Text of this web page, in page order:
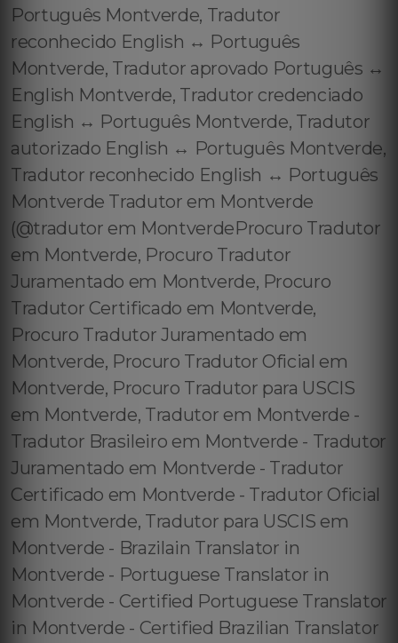
Português Montverde, Tradutor
reconhecido English ↔️ Português
Montverde, Tradutor aprovado Português ↔️
English Montverde, Tradutor credenciado
English ↔️ Português Montverde, Tradutor
autorizado English ↔️ Português Montverde,
Tradutor reconhecido English ↔️ Português
Montverde Tradutor em Montverde
(@tradutor em MontverdeProcuro Tradutor
em Montverde, Procuro Tradutor
Juramentado em Montverde, Procuro
Tradutor Certificado em Montverde,
Procuro Tradutor Juramentado em
Montverde, Procuro Tradutor Oficial em
Montverde, Procuro Tradutor para USCIS
em Montverde, Tradutor em Montverde -
Tradutor Brasileiro em Montverde - Tradutor
Juramentado em Montverde - Tradutor
Certificado em Montverde - Tradutor Oficial
em Montverde, Tradutor para USCIS em
Montverde - Brazilain Translator in
Montverde - Portuguese Translator in
Montverde - Certified Portuguese Translator
in Montverde - Certified Brazilian Translator